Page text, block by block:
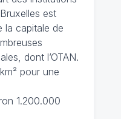
est
la capitale de
dont l’OTAN.
pour une
1.200.000